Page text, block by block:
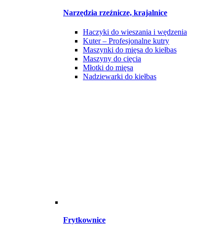
Narzędzia rzeźnicze, krajalnice
Haczyki do wieszania i wędzenia
Kuter – Profesjonalne kutry
Maszynki do mięsa do kiełbas
Maszyny do cięcia
Młotki do mięsa
Nadziewarki do kiełbas
Frytkownice